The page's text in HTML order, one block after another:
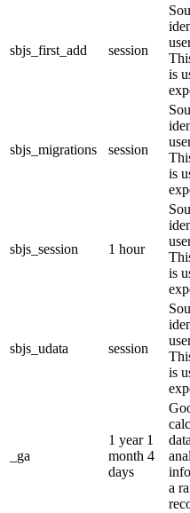
sbjs_first_add session
is
sbjs_migrations session
is
sbjs_session 1 hour
is
sbjs_udata session
is
_ga
1 year 1
month 4
days
a